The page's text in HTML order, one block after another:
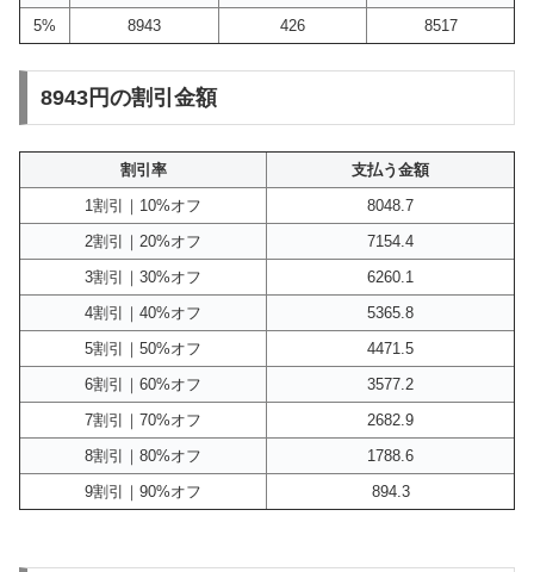
5%
8943 426 8517
8943円の割引金額
割引率
支払う金額
1割引｜10%オフ
8048.7
2割引｜20%オフ
7154.4
3割引｜30%オフ
6260.1
4割引｜40%オフ
5365.8
5割引｜50%オフ
4471.5
6割引｜60%オフ
3577.2
7割引｜70%オフ
2682.9
8割引｜80%オフ
1788.6
9割引｜90%オフ
894.3